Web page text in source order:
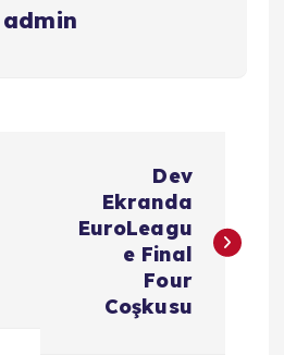
admin
Dev
Ekranda
EuroLeagu
e Final
Four
Coşkusu